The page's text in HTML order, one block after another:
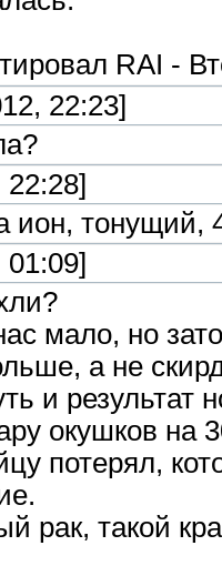
RAI -
22:23]
22:28]
ион, тонущий,
01:09]
мало, но
а не
и результат
окушков на
потерял,
рак, такой